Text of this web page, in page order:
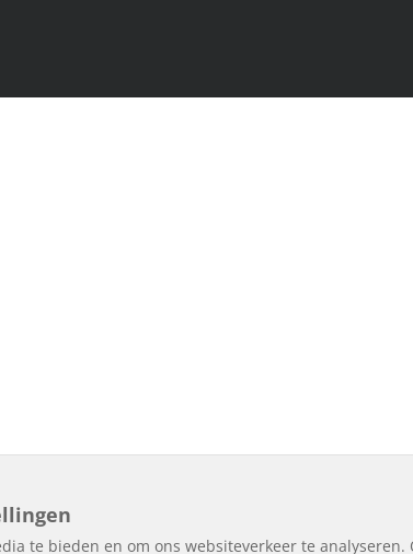
te bieden en om ons websiteverkeer te